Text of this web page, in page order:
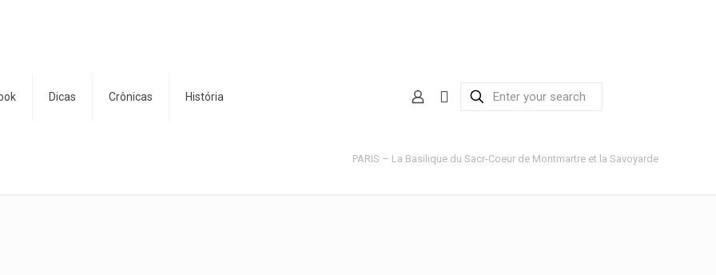
Dicas Crônicas História
PARIS – La Basilique du Sacr-Coeur de Montmartre et la Savoyarde